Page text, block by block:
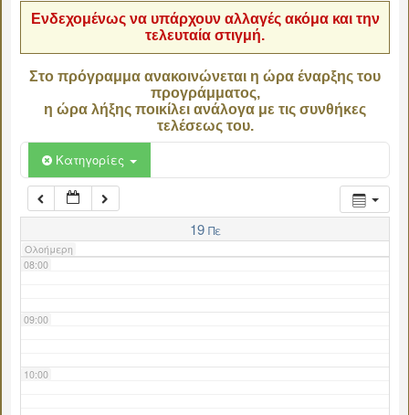
Ενδεχομένως να υπάρχουν αλλαγές ακόμα και την
τελευταία στιγμή.
Στο πρόγραμμα ανακοινώνεται η ώρα έναρξης του
προγράμματος,
η ώρα λήξης ποικίλει ανάλογα με τις συνθήκες
τελέσεως του.
Κατηγορίες
19 Πε
Ολοήμερη
06:00
07:00
08:00
09:00
10:00